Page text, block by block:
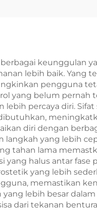
keunggulan
lebih baik. Yang
pengguna
yang belum
lebih percaya diri.
diri dengan
langkah yang lebih
tahan lama
yang halus antar
yang lebih
memastikan
lebih besar
dari tekanan